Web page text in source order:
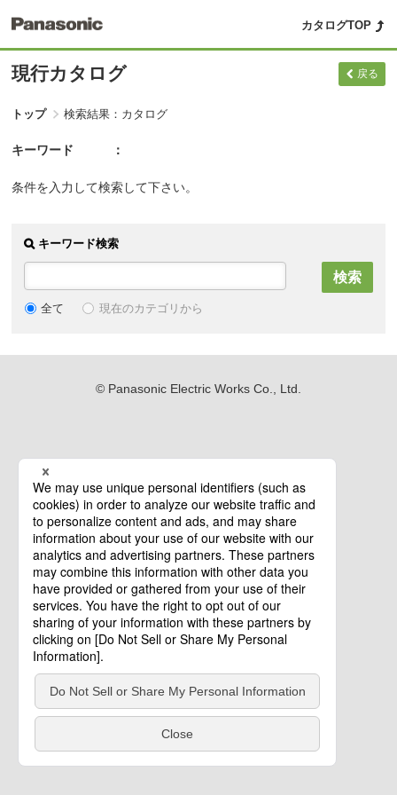
カタログTOP
現行カタログ 戻る
トップ 検索結果：カタログ
キーワード
条件を入力して検索して下さい。
キーワード検索
全て 現在のカテゴリから
© Panasonic Electric Works Co., Ltd.